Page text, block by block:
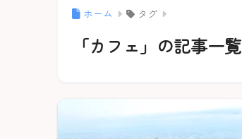
ホーム タグ
「カフェ」の記事一覧